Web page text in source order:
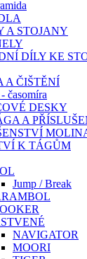
A STOJANY
DÍLY KE
A ČIŠTĚNÍ
časomíra
DESKY
A
K TÁGŮM
Jump / Break
NAVIGATOR
MOORI